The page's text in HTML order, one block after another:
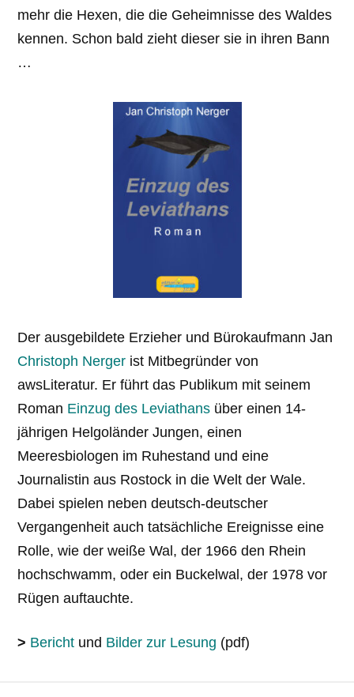
mehr die Hexen, die die Geheimnisse des Waldes
kennen. Schon bald zieht dieser sie in ihren Bann
…
Der ausgebildete Erzieher und Bürokaufmann Jan
Christoph Nerger ist Mitbegründer von
awsLiteratur. Er führt das Publikum mit seinem
Roman Einzug des Leviathans über einen 14-
jährigen Helgoländer Jungen, einen
Meeresbiologen im Ruhestand und eine
Journalistin aus Rostock in die Welt der Wale.
Dabei spielen neben deutsch-deutscher
Vergangenheit auch tatsächliche Ereignisse eine
Rolle, wie der weiße Wal, der 1966 den Rhein
hochschwamm, oder ein Buckelwal, der 1978 vor
Rügen auftauchte.
> Bericht und Bilder zur Lesung (pdf)